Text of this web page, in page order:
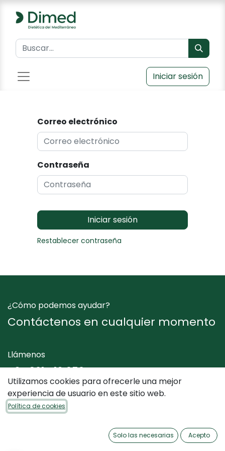
Iniciar sesión
Correo electrónico
Contraseña
Iniciar sesión
Restablecer contraseña
¿Cómo podemos ayudar?
Contáctenos en cualquier momento
Llámenos
+34 961 412 050
Envíenos un mensaje
Utilizamos cookies para ofrecerle una mejor
experiencia de usuario en este sitio web.
Política de cookies
Solo las necesarias Acepto